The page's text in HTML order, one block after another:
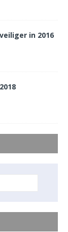
in 2016